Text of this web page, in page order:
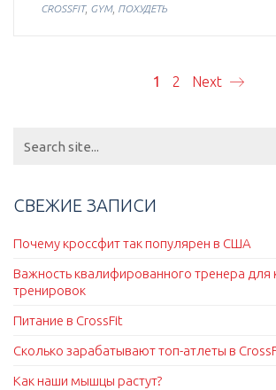
CROSSFIT, GYM, ПОХУДЕТЬ
1 2 Next
for:
СВЕЖИЕ ЗАПИСИ
Почему кроссфит так популярен в США
Важность квалифированного тренера для
тренировок
Питание в CrossFit
Сколько зарабатывают топ-атлеты в
Как наши мышцы растут?